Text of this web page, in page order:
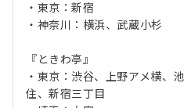
・東京：新宿
・神奈川：横浜、武蔵小杉
『ときわ亭』
・東京：渋谷、上野アメ横、
住、新宿三丁目